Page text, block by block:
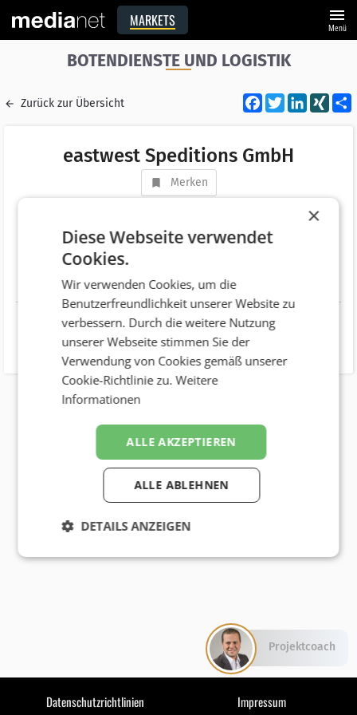
MARKETS menu
Menü
BOTENDIENSTE UND LOGISTIK
Zurück zur Übersicht Facebook
Twitter XING
eastwest Speditions GmbH
Merken
AT 4523 Sierninghofen
Telefonnummer +43 (7259) 31550
Website http://www.eastwest-sped.com/
Datenschutzrichtlinien Impressum
×
Diese Webseite verwendet
Cookies.
Wir verwenden Cookies, um die
Benutzerfreundlichkeit unserer Website zu
verbessern. Durch die weitere Nutzung
unserer Webseite stimmen Sie der
Verwendung von Cookies gemäß unserer
Cookie-Richtlinie zu.Weitere
Informationen
ALLE AKZEPTIEREN
ALLE ABLEHNEN
DETAILS ANZEIGEN
Projektcoach